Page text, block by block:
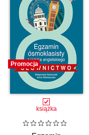
Promocja
książka